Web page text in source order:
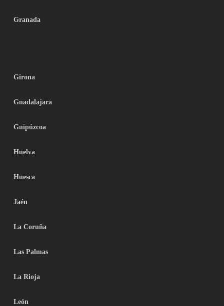
Granada
Girona
Guadalajara
Guipúzcoa
Huelva
Huesca
Jaén
La Coruña
Las Palmas
La Rioja
León